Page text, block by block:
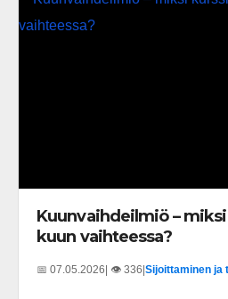
Kuunvaihdeilmiö –
kuun vaihteessa?
📅 07.05.2026 | 👁️ 336 Sijoittaminen ja